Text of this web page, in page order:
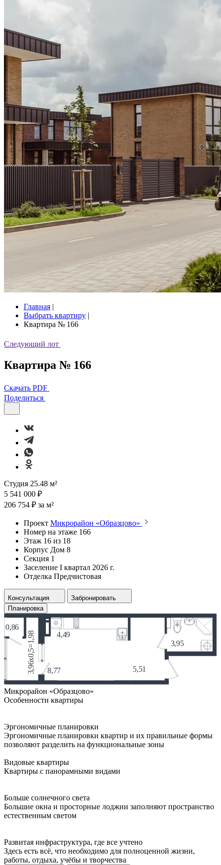
Главная |
Выбрать квартиру |
Квартира № 166
Следующий лот
Квартира № 166
Скачать PDF
Поделиться
Студия 25.48 м²
5 541 000 ₽
206 754 ₽ за м²
Проект Микрорайон «Образцово»
Номер на этаже 166
Этаж 16 из 18
Корпус Дом 8
Секция 1
Заселение I квартал 2026 г.
Отделка Предчистовая
Консультация
Забронировать
Планировка
Микрорайон «Образцово»
Особенности квартиры
Эргономичные планировки
Эргономичные планировки квартир и их правильные формы
позволяют разделить на функциональные зоны
Видовые квартиры
Квартиры с панорамными видами
Больше солнечного света
Большие окна и просторные лоджии заполняют пространство
естественным светом
Развитая инфраструктура, где все учтено
Здесь есть всё, что необходимо для полноценной жизни,
работы, отдыха, учёбы и творчества